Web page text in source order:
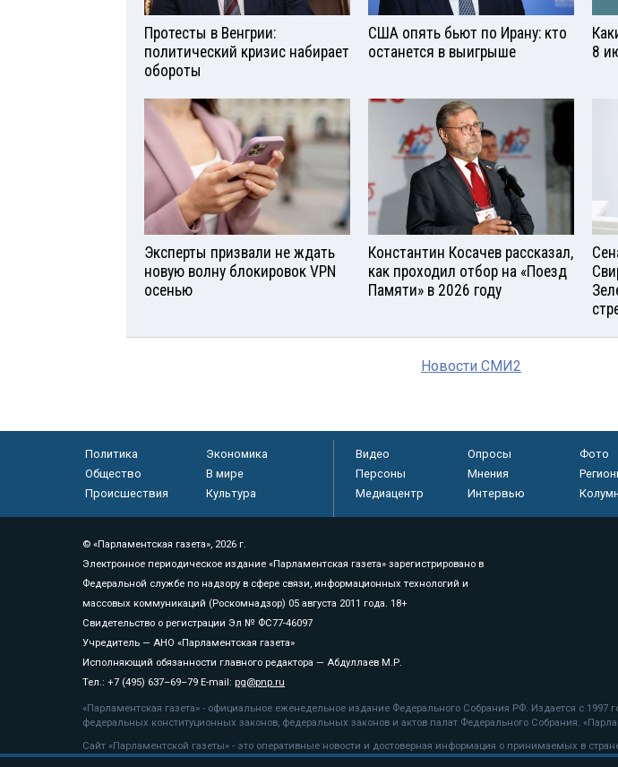
Протесты в Венгрии:
политический кризис набирает
обороты
США опять бьют по Ирану: кто
останется в выигрыше
8
Эксперты призвали не ждать
новую волну блокировок VPN
осенью
Константин Косачев рассказал,
как проходил отбор на «Поезд
Памяти» в 2026 году
Новости СМИ2
Политика
Экономика
Общество
В мире
Происшествия
Культура
Видео Опросы
Фото
Персоны
Мнения
Медиацентр
Интервью
© «Парламентская газета», 2026 г.
Электронное периодическое издание «Парламентская газета» зарегистрировано в
Федеральной службе по надзору в сфере связи, информационных технологий и
массовых коммуникаций (Роскомнадзор) 05 августа 2011 года. 18+
Свидетельство о регистрации Эл № ФС77-46097
Учредитель — АНО «Парламентская газета»
Исполняющий обязанности главного редактора — Абдуллаев М.Р.
Тел.: +7 (495) 637–69–79 E-mail: pg@pnp.ru
«Парламентская газета» - официальное еженедельное издание Федерального Собрания РФ. Издается с
федеральных конституционных законов, федеральных законов и актов палат Федерального Собрания.
Сайт «Парламентской газеты» - это оперативные новости и достоверная информация о принимаемых в
«Парламентской газеты» активная ссылка на pnp.ru обязательна.